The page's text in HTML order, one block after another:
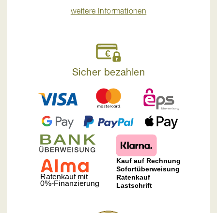
weitere Informationen
Sicher bezahlen